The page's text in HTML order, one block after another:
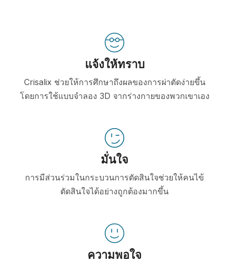
แจ้งให้ทราบ
Crisalix ช่วยให้การศึกษาถึงผลของการผ่าตัดง่ายขึ้น
โดยการใช้แบบจำลอง 3D จากร่างกายของพวกเขาเอง
มั่นใจ
การมีส่วนร่วมในกระบวนการตัดสินใจช่วยให้คนไข้
ตัดสินใจได้อย่างถูกต้องมากขึ้น
ความพอใจ